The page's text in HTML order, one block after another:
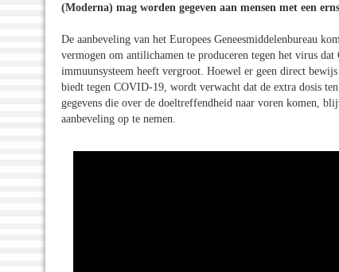
(Moderna) mag worden gegeven aan mensen met een
De aanbeveling van het Europees Geneesmiddelenbureau
vermogen om antilichamen te produceren tegen het virus
immuunsysteem heeft vergroot. Hoewel er geen direct
biedt tegen COVID-19, wordt verwacht dat de extra dosis
gegevens die over de doeltreffendheid naar voren komen,
aanbeveling op te nemen.